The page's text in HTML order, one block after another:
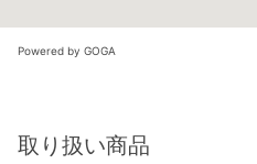
Powered by GOGA
取り扱い商品